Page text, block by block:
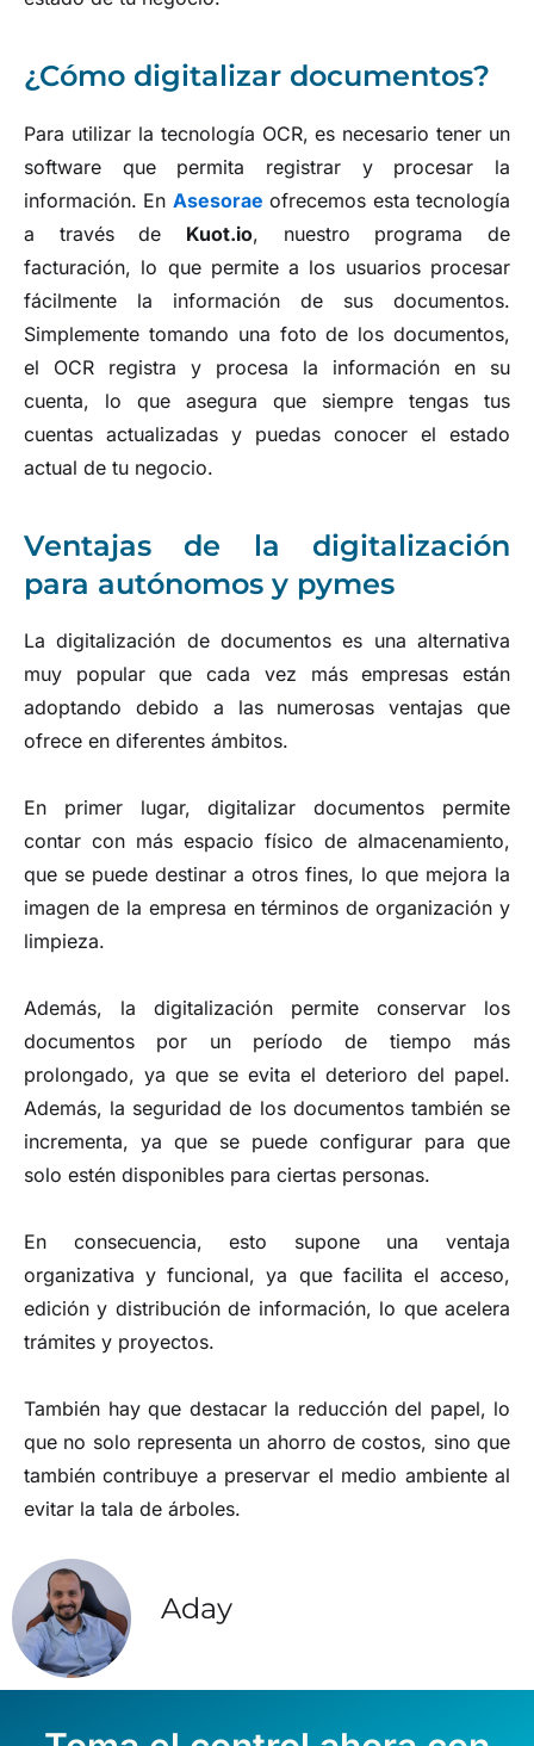
¿Cómo digitalizar documentos?
Para utilizar la tecnología OCR, es necesario tener un
software que permita registrar y procesar la
información. En Asesorae ofrecemos esta tecnología
a través de Kuot.io, nuestro programa de
facturación, lo que permite a los usuarios procesar
fácilmente la información de sus documentos.
Simplemente tomando una foto de los documentos,
el OCR registra y procesa la información en su
cuenta, lo que asegura que siempre tengas tus
cuentas actualizadas y puedas conocer el estado
actual de tu negocio.
Ventajas de la digitalización
para autónomos y pymes
La digitalización de documentos es una alternativa
muy popular que cada vez más empresas están
adoptando debido a las numerosas ventajas que
ofrece en diferentes ámbitos.
En primer lugar, digitalizar documentos permite
contar con más espacio físico de almacenamiento,
que se puede destinar a otros fines, lo que mejora la
imagen de la empresa en términos de organización y
limpieza.
Además, la digitalización permite conservar los
documentos por un período de tiempo más
prolongado, ya que se evita el deterioro del papel.
Además, la seguridad de los documentos también se
incrementa, ya que se puede configurar para que
solo estén disponibles para ciertas personas.
En consecuencia, esto supone una ventaja
organizativa y funcional, ya que facilita el acceso,
edición y distribución de información, lo que acelera
trámites y proyectos.
También hay que destacar la reducción del papel, lo
que no solo representa un ahorro de costos, sino que
también contribuye a preservar el medio ambiente al
evitar la tala de árboles.
Aday